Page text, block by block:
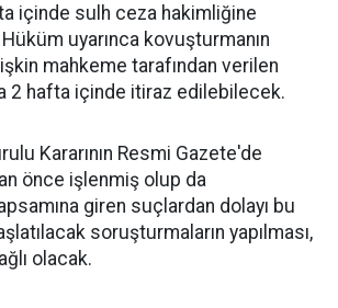
içinde sulh ceza hakimliğine
uyarınca kovuşturmanın
mahkeme tarafından verilen
2 hafta içinde itiraz edilebilecek.
Kararının Resmi Gazete'de
önce işlenmiş olup da
giren suçlardan dolayı bu
soruşturmaların yapılması,
olacak.